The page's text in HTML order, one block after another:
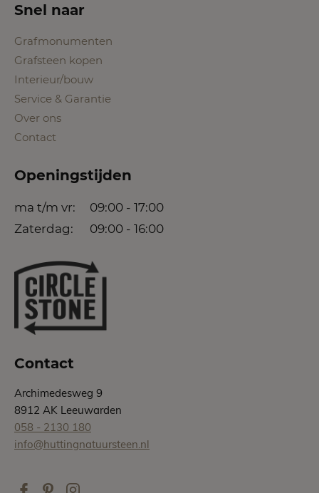
Snel naar
Grafmonumenten
Grafsteen kopen
Interieur/bouw
Service & Garantie
Over ons
Contact
Openingstijden
ma t/m vr:
09:00 - 17:00
Zaterdag:
09:00 - 16:00
Contact
Archimedesweg 9
8912 AK Leeuwarden
058 - 2130 180
info@huttingnatuursteen.nl